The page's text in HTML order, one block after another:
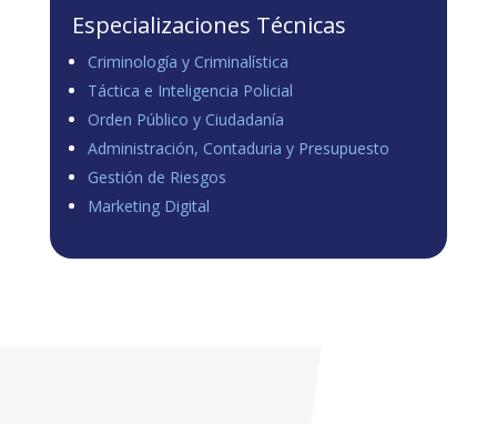
Especializaciones Técnicas
Criminología y Criminalística
Táctica e Inteligencia Policial
Orden Público y Ciudadanía
Administración, Contaduria y Presupuesto
Gestión de Riesgos
Marketing Digital